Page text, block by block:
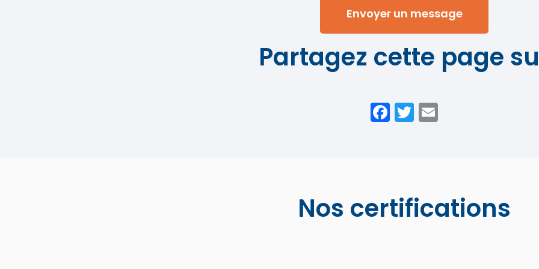
Envoyer un message
Partagez cette page
Facebook
Twitter
Nos certifications